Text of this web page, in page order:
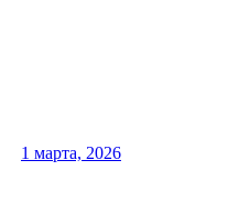
1 марта, 2026